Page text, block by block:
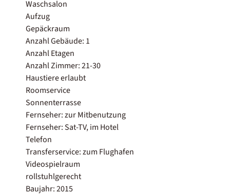
Waschsalon
Aufzug
Gepäckraum
Anzahl Gebäude: 1
Anzahl Etagen
Anzahl Zimmer: 21-30
Haustiere erlaubt
Roomservice
Sonnenterrasse
Fernseher: zur Mitbenutzung
Fernseher: Sat-TV, im Hotel
Telefon
Transferservice: zum Flughafen
Videospielraum
rollstuhlgerecht
Baujahr: 2015